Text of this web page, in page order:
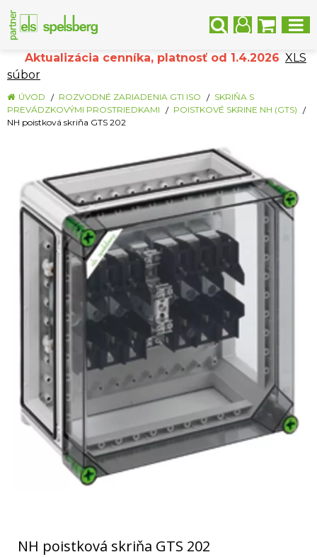
Aktualizácia cenníka, platnosť od 1.4.2026 XLS
súbor
ÚVOD ROZVODNÉ ZARIADENIA GTI ISO
SKRIŇA S
PREVÁDZKOVÝMI PROSTRIEDKAMI
POISTKOVÉ SKRINE NH (GTS)
NH poistková skriňa GTS 202
NH poistková skriňa GTS 202